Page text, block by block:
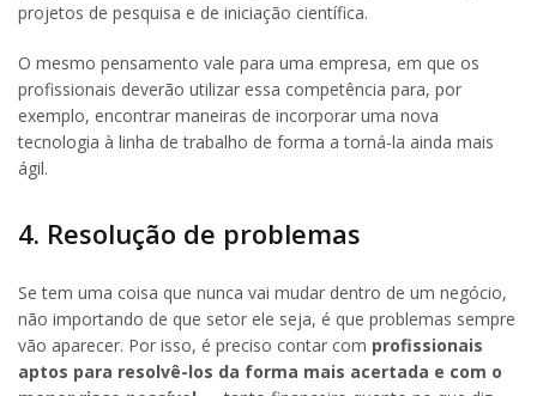
projetos de pesquisa e de iniciação científica.
O mesmo pensamento vale para uma empresa, em que os
profissionais deverão utilizar essa competência para, por
exemplo, encontrar maneiras de incorporar uma nova
tecnologia à linha de trabalho de forma a torná-la ainda mais
ágil.
4. Resolução de problemas
Se tem uma coisa que nunca vai mudar dentro de um negócio,
não importando de que setor ele seja, é que problemas sempre
vão aparecer. Por isso, é preciso contar com profissionais
aptos para resolvê-los da forma mais acertada e com o